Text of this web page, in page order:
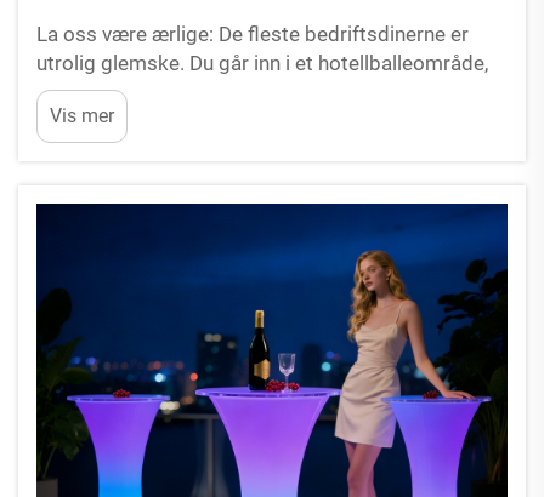
La oss være ærlige: De fleste bedriftsdinerne er
utrolig glemske. Du går inn i et hotellballeområde,
finner din tildelte plass ved et rundt bord dekket
med en hvit duk, lytter til noen taler og reiser hjem.
Belysningen er vanligvis svak, ...
Vis mer